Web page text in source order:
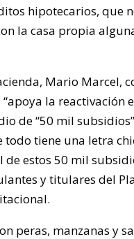
hipotecarios, que
la casa propia
Mario Marcel,
la reactivación
de “50 mil
todo tiene una letra
de estos 50 mil
y titulares del
peras, manzanas y